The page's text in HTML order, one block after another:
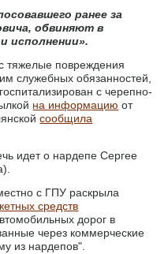
ранее за
обвиняют в
исполнении».
тяжелые повреждения
служебных обязанностей,
с черепно-
на информацию от
сообщила
идет о нардепе Сергее
с ГПУ раскрыла
средств
дорог в
через коммерческие
из нардепов".